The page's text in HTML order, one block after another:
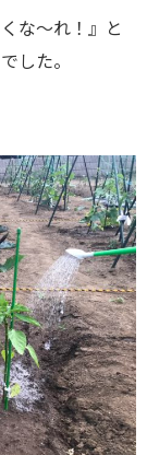
な〜れ！』と
した。